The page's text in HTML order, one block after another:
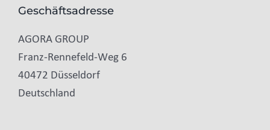
Geschäftsadresse
AGORA GROUP
Franz-Rennefeld-Weg 6
40472 Düsseldorf
Deutschland